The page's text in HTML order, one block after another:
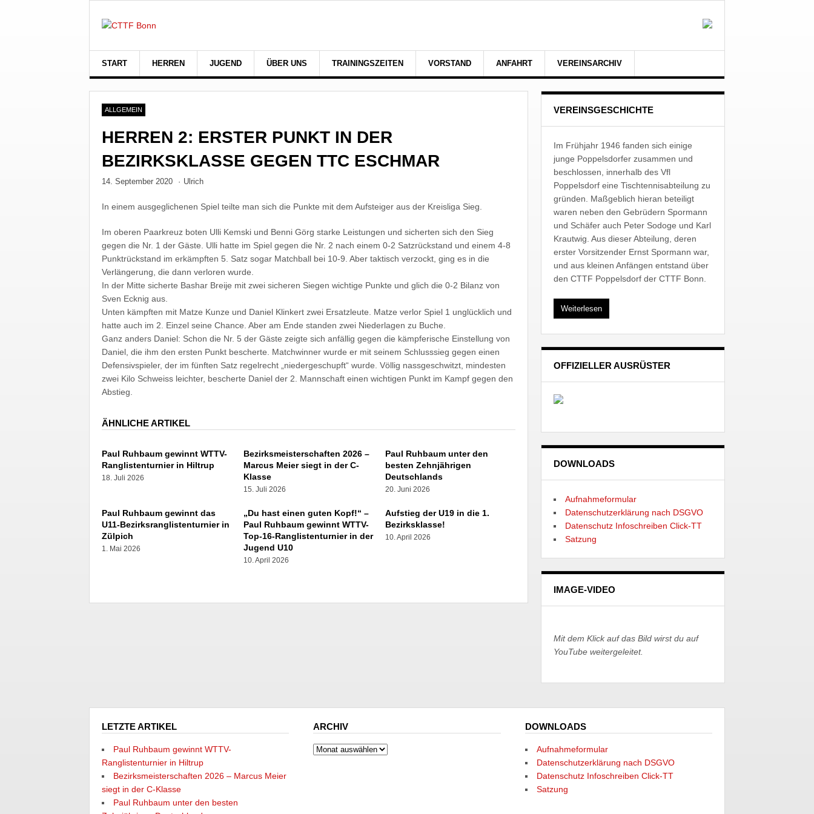
START HERREN JUGEND ÜBER UNS TRAININGSZEITEN VORSTAND ANFAHRT VEREINSARCHIV
ALLGEMEIN
HERREN 2: ERSTER PUNKT IN DER
BEZIRKSKLASSE GEGEN TTC ESCHMAR
14. September 2020 · Ulrich
In einem ausgeglichenen Spiel teilte man sich die Punkte mit dem Aufsteiger aus der Kreisliga Sieg.
Im oberen Paarkreuz boten Ulli Kemski und Benni Görg starke Leistungen und sicherten sich den Sieg
gegen die Nr. 1 der Gäste. Ulli hatte im Spiel gegen die Nr. 2 nach einem 0-2 Satzrückstand und einem 4-8
Punktrückstand im erkämpften 5. Satz sogar Matchball bei 10-9. Aber taktisch verzockt, ging es in die
Verlängerung, die dann verloren wurde.
In der Mitte sicherte Bashar Breije mit zwei sicheren Siegen wichtige Punkte und glich die 0-2 Bilanz von
Sven Ecknig aus.
Unten kämpften mit Matze Kunze und Daniel Klinkert zwei Ersatzleute. Matze verlor Spiel 1 unglücklich und
hatte auch im 2. Einzel seine Chance. Aber am Ende standen zwei Niederlagen zu Buche.
Ganz anders Daniel: Schon die Nr. 5 der Gäste zeigte sich anfällig gegen die kämpferische Einstellung von
Daniel, die ihm den ersten Punkt bescherte. Matchwinner wurde er mit seinem Schlusssieg gegen einen
Defensivspieler, der im fünften Satz regelrecht „niedergeschupft“ wurde. Völlig nassgeschwitzt, mindesten
zwei Kilo Schweiss leichter, bescherte Daniel der 2. Mannschaft einen wichtigen Punkt im Kampf gegen den
Abstieg.
ÄHNLICHE ARTIKEL
Paul Ruhbaum gewinnt WTTV-
Ranglistenturnier in Hiltrup
18. Juli 2026
Bezirksmeisterschaften 2026 –
Marcus Meier siegt in der C-
Klasse
15. Juli 2026
Paul Ruhbaum unter den
besten Zehnjährigen
Deutschlands
20. Juni 2026
Paul Ruhbaum gewinnt das
U11-Bezirksranglistenturnier in
Zülpich
1. Mai 2026
„Du hast einen guten Kopf!“ –
Paul Ruhbaum gewinnt WTTV-
Top-16-Ranglistenturnier in der
Jugend U10
10. April 2026
Aufstieg der U19 in die 1.
Bezirksklasse!
10. April 2026
VEREINSGESCHICHTE
Im Frühjahr 1946 fanden sich einige
junge Poppelsdorfer zusammen und
beschlossen, innerhalb des Vfl
Poppelsdorf eine Tischtennisabteilung zu
gründen. Maßgeblich hieran beteiligt
waren neben den Gebrüdern Spormann
und Schäfer auch Peter Sodoge und Karl
Krautwig. Aus dieser Abteilung, deren
erster Vorsitzender Ernst Spormann war,
und aus kleinen Anfängen entstand über
den CTTF Poppelsdorf der CTTF Bonn.
Weiterlesen
OFFIZIELLER AUSRÜSTER
DOWNLOADS
Aufnahmeformular
Datenschutzerklärung nach DSGVO
Datenschutz Infoschreiben Click-TT
Satzung
IMAGE-VIDEO
Mit dem Klick auf das Bild wirst du auf
YouTube weitergeleitet.
LETZTE ARTIKEL
Paul Ruhbaum gewinnt WTTV-
Ranglistenturnier in Hiltrup
Bezirksmeisterschaften 2026 – Marcus Meier
siegt in der C-Klasse
Paul Ruhbaum unter den besten
ARCHIV
Archiv
DOWNLOADS
Aufnahmeformular
Datenschutzerklärung nach DSGVO
Datenschutz Infoschreiben Click-TT
Satzung